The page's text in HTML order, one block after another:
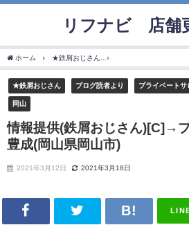
リフナビ®店舗
ホーム ★鉄屑おじさん
★鉄屑おじさん ブログ読者より プライベートサ
岡山
情報提供(鉄屑おじさん)[C]→
豊成(岡山県岡山市)
2021年3月12日 2021年3月18日